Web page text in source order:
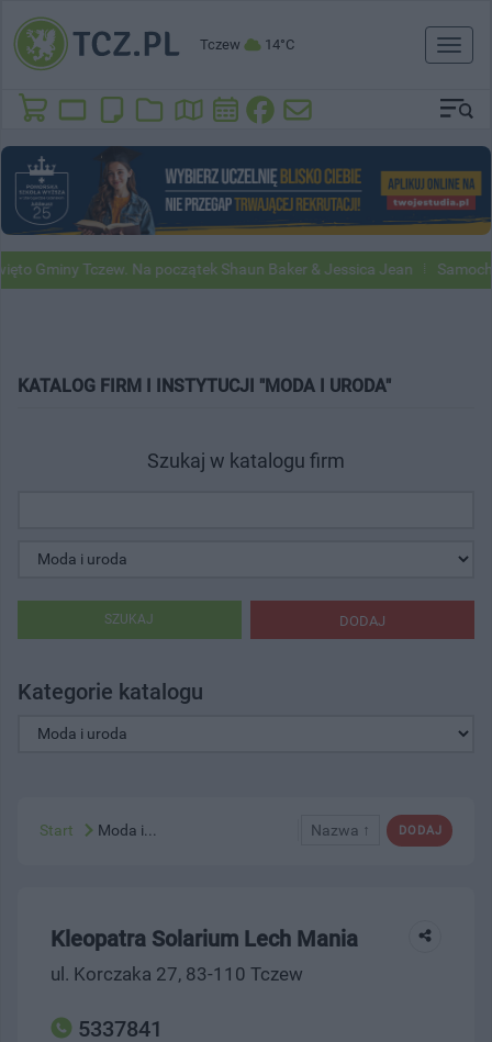
Tczew 14°C
Toggle
Gminy Tczew. Na początek Shaun Baker & Jessica Jean
KATALOG FIRM I INSTYTUCJI "MODA I URODA"
Szukaj w katalogu firm
DODAJ
SZUKAJ
Kategorie katalogu
DODAJ
Nazwa ↑
Start Moda i...
Kleopatra Solarium Lech Mania
ul. Korczaka 27, 83-110 Tczew
5337841